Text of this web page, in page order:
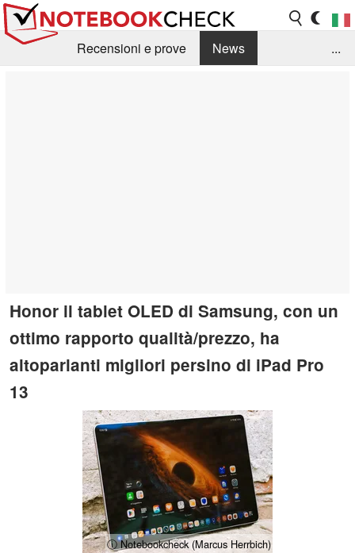
Recensioni e prove
News
...
Honor il tablet OLED di Samsung, con un
ottimo rapporto qualità/prezzo, ha
altoparlanti migliori persino di iPad Pro
13
ⓘ Notebookcheck (Marcus Herrbich)